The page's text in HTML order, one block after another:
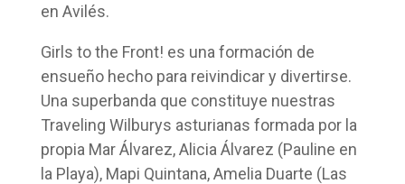
en Avilés.
Girls to the Front! es una formación de
ensueño hecho para reivindicar y divertirse.
Una superbanda que constituye nuestras
Traveling Wilburys asturianas formada por la
propia Mar Álvarez, Alicia Álvarez (Pauline en
la Playa), Mapi Quintana, Amelia Duarte (Las